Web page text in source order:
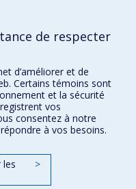
de respecter
d’améliorer et de
Certains témoins sont
et la sécurité
vos
consentez à notre
à vos besoins.
les
>